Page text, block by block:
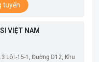
tuyển
VIỆT NAM
Lô I-15-1, Đường D12, Khu